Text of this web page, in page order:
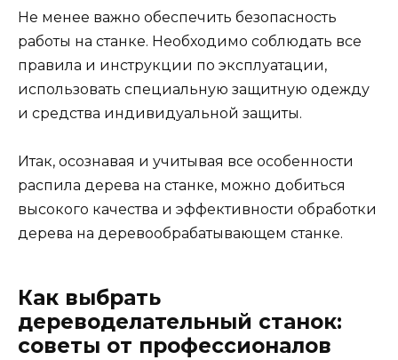
Не менее важно обеспечить безопасность
работы на станке. Необходимо соблюдать все
правила и инструкции по эксплуатации,
использовать специальную защитную одежду
и средства индивидуальной защиты.
Итак, осознавая и учитывая все особенности
распила дерева на станке, можно добиться
высокого качества и эффективности обработки
дерева на деревообрабатывающем станке.
Как выбрать
дереводелательный станок:
советы от профессионалов